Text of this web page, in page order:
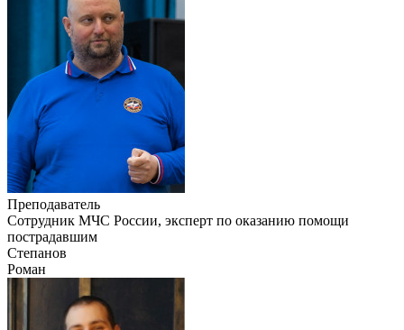
Преподаватель
Сотрудник МЧС России, эксперт по оказанию помощи
пострадавшим
Степанов
Роман